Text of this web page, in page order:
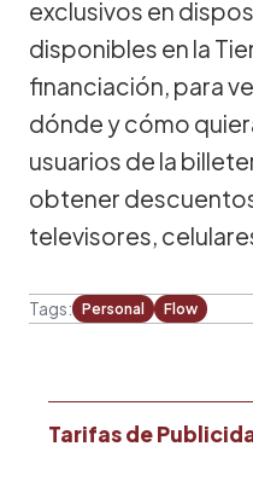
exclusivos en
disponibles en la
financiación, para
dónde y cómo
usuarios de la
obtener
televisores,
Tags: Personal Flow
Tarifas de